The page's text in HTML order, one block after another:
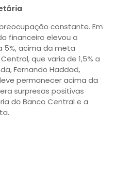
constante. Em
financeiro elevou a
5%, acima da meta
que varia de 1,5% a
Fernando Haddad,
permanecer acima da
surpresas positivas
do Banco Central e a